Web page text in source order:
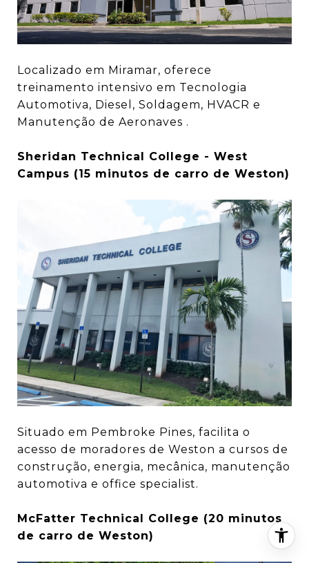
Localizado em Miramar, oferece
treinamento intensivo em Tecnologia
Automotiva, Diesel, Soldagem, HVACR e
Manutenção de Aeronaves .
Sheridan Technical College - West
Campus (15 minutos de carro de Weston)
Situado em Pembroke Pines, facilita o
acesso de moradores de Weston a cursos de
construção, energia, mecânica, manutenção
automotiva e office specialist.
McFatter Technical College (20 minutos
de carro de Weston)